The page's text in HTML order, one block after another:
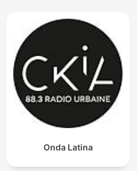
Onda Latina